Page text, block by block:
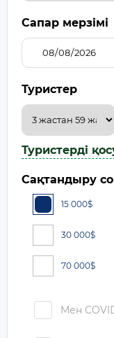
Сапар мерзімі
Туристер
Туристерді
Сақтандыру
15 000$
30 000$
70 000$
Мен